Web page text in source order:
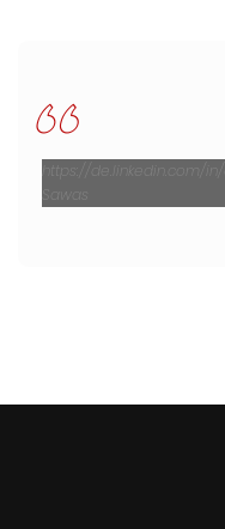
https://de.linkedin.com/
Sawas